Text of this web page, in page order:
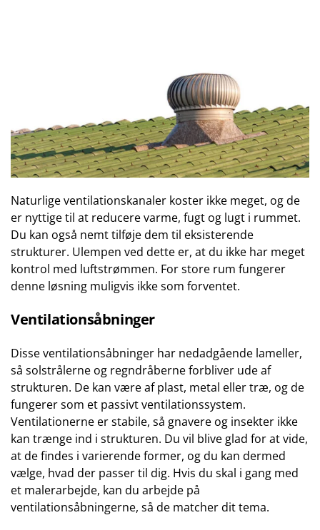
Naturlige ventilationskanaler koster ikke meget, og de
er nyttige til at reducere varme, fugt og lugt i rummet.
Du kan også nemt tilføje dem til eksisterende
strukturer. Ulempen ved dette er, at du ikke har meget
kontrol med luftstrømmen. For store rum fungerer
denne løsning muligvis ikke som forventet.
Ventilationsåbninger
Disse ventilationsåbninger har nedadgående lameller,
så solstrålerne og regndråberne forbliver ude af
strukturen. De kan være af plast, metal eller træ, og de
fungerer som et passivt ventilationssystem.
Ventilationerne er stabile, så gnavere og insekter ikke
kan trænge ind i strukturen. Du vil blive glad for at vide,
at de findes i varierende former, og du kan dermed
vælge, hvad der passer til dig. Hvis du skal i gang med
et malerarbejde, kan du arbejde på
ventilationsåbningerne, så de matcher dit tema.